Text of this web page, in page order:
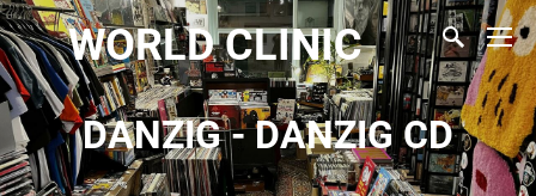
WORLD CLINIC
DANZIG - DANZIG CD